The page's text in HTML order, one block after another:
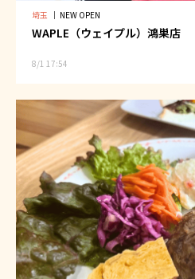
埼玉 ｜ NEW OPEN
WAPLE（ウェイプル）鴻巣店
8/1 17:54